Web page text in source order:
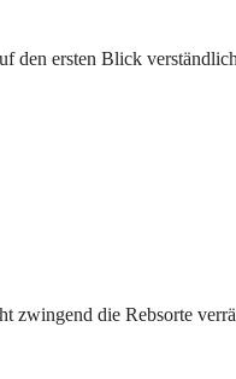
ersten Blick
zwingend die Rebsorte